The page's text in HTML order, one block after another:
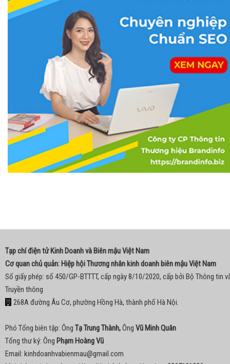
Tạp chí điện tử Kinh Doanh và Biên mậu Việt Nam
Cơ quan chủ quản: Hiệp hội Thương nhân kinh doanh biên mậu Việt Nam
Số giấy phép: số 450/GP-BTTTT, cấp ngày 8/10/2020, cấp bởi Bộ Thông tin
Truyền thông
268A đường Âu Cơ, phường Hồng Hà, thành phố Hà Nội.
Phó Tổng biên tập: Ông Tạ Trung Thành,Ông Vũ Minh Quân
Tổng thư ký: Ông Phạm Hoàng Vũ
Email: kinhdoanhvabienmau@gmail.com